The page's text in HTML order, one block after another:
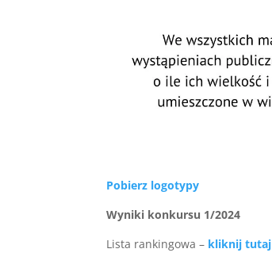
Pobierz logotypy
Wyniki konkursu 1/2024
Lista rankingowa – kliknij tutaj